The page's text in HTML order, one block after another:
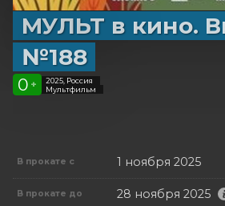
МУЛЬТ в кино.
№188
0 +
2025, Россия
Мультфильм
В прокате с 1 ноября 2025
В прокате до 28 ноября 2025